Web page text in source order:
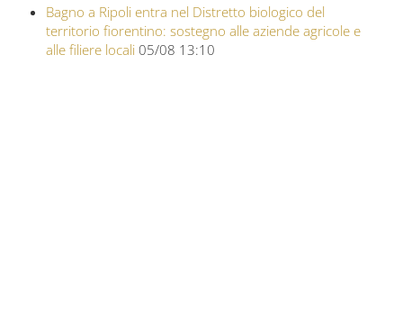
Bagno a Ripoli entra nel Distretto biologico del
territorio fiorentino: sostegno alle aziende agricole e
alle filiere locali 05/08 13:10